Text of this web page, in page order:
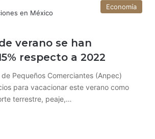
Economía
verano se han
respecto a 2022
Pequeños Comerciantes (Anpec)
para vacacionar este verano como
terrestre, peaje,…